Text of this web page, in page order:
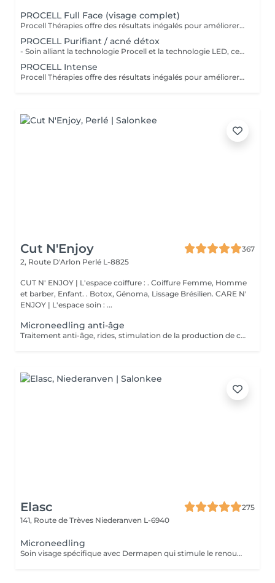
PROCELL Full Face (visage complet)
Procell Thérapies offre des résultats inégalés pour améliorer l'apparence des rides et ridules, des cicatrices d'acné et des dommages causés par le soleil. Avec une irritation minimale, les traitements Procell sont sûrs, non invasifs, efficaces et fournissent des résultats qui parlent d'eux-mêmes. Ce n'est pas un hasard si Procell Thérapies est devenu le leader du microneedling..
PROCELL Purifiant / acné détox
- Soin alliant la technologie Procell et la technologie LED, ce qui permet un effet bactéricide, rénovateur, affine les cicatrices liées à l'acné et ressert les pores - Ce soin est conseillé en cure pour être entièrement efficace - Attention: déconseillé sur l'acné active - Pas de vapeur. Pour plus de renseignements, contactez nous.
PROCELL Intense
Procell Thérapies offre des résultats inégalés pour améliorer l'apparence des rides et ridules, des cicatrices d'acné et des dommages causés par le soleil. Avec une irritation minimale, les traitements Procell sont sûrs, non invasifs, efficaces et fournissent des résultats qui parlent d'eux-mêmes. Ce n'est pas un hasard si Procell Thérapies est devenu le leader du microneedling .. Profitez de la technologie Procell tout en réalisant un soin complet nettoyant.
Cut N'Enjoy
367
2, Route D'Arlon Perlé L-8825
CUT N' ENJOY | L'espace coiffure : . Coiffure Femme, Homme
et barber, Enfant. . Botox, Génoma, Lissage Brésilien. CARE N'
ENJOY | L'espace soin : ...
Microneedling anti-âge
Traitement anti-âge, rides, stimulation de la production de collagène, améliorez visiblement la texture de votre peau Le microneedling fait partie des traitements anti-âge permettant d'améliorer visiblement la texture de votre peau Il s'agit d'un traitement de mésothérapie à l'aide d'aiguilles stériles et à usage unique clipsé sur le stylo MPen de mesoestetic, permettant de réaliser des microperforations superficielles non invasives ayant une double action : -infusion des solutions contenant des principes actifs à faible poids moléculaire pénétrant jusqu'à la couche basale, afin de stimuler nos cellules -activation du processus de cicatrisation naturel de la peau et la production de collagène Contre-indication : acné active Séances recommandées: 3 à 5 séances à intervalles de 15 jours Un entretien mensuel est ensuite recommandé Important : il est indispensable de préparer votre peau 15 jours au préalable avec une routine mesoestetic adaptée
Elasc
275
141, Route de Trèves Niederanven L-6940
Microneedling
Soin visage spécifique avec Dermapen qui stimule le renouvellement cellulaire. Il permet d'hydrater la peau en profondeur, d'atténuer les rides et les ridules ainsi que d'améliorer l'éclat et le grain de peau.